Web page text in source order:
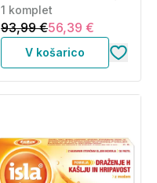
1 komplet
93,99 €56,39 €
V košarico